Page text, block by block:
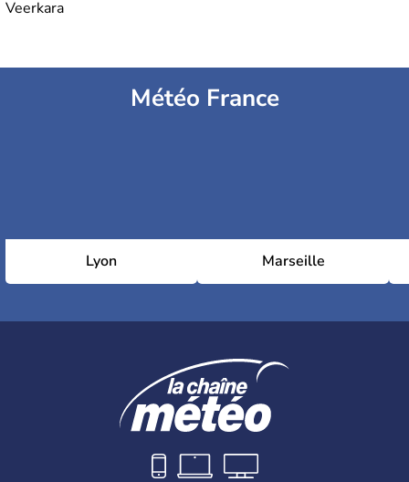
Veerkara
Météo France
Lyon Marseille